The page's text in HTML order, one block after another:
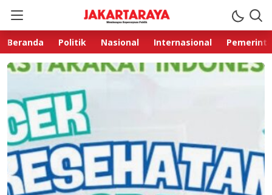
Beranda Politik Nasional Internasional